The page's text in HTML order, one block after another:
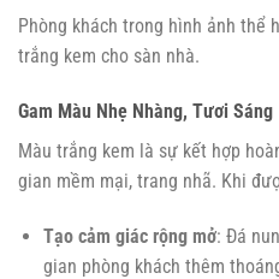
Phòng khách trong hình ảnh thể
trắng kem cho sàn nhà.
Gam Màu Nhẹ Nhàng, Tươi Sáng
Màu trắng kem là sự kết hợp
gian mềm mại, trang nhã. Khi
Tạo cảm giác rộng mở: Đá
gian phòng khách thêm